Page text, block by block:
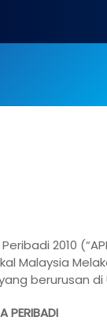
2010
Malaysia
berurusan di
PERIBADI